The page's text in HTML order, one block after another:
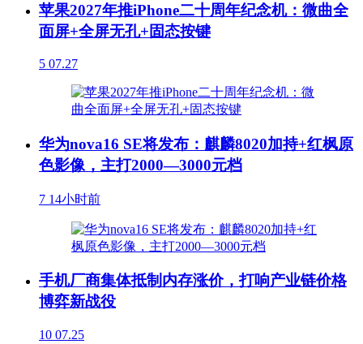
苹果2027年推iPhone二十周年纪念机：微曲全
面屏+全屏无孔+固态按键
5 07.27
华为nova16 SE将发布：麒麟8020加持+红枫原
色影像，主打2000—3000元档
7 14小时前
手机厂商集体抵制内存涨价，打响产业链价格
博弈新战役
10 07.25